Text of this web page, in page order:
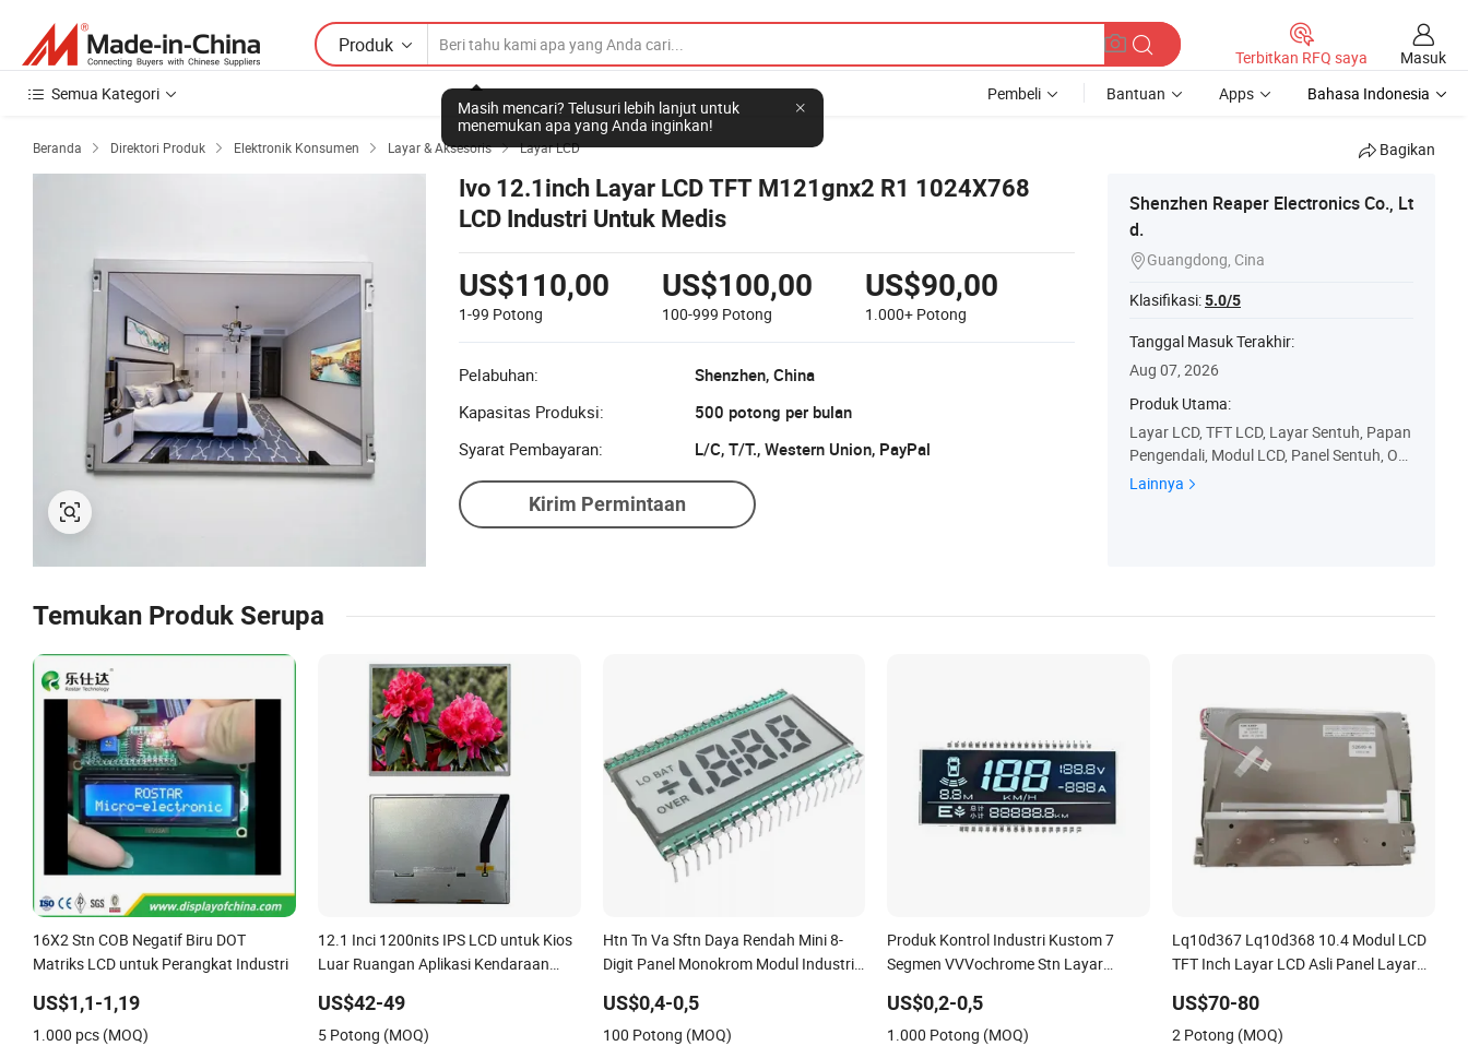
Produk
Masih mencari? Telusuri lebih lanjut untuk
menemukan apa yang Anda inginkan!
Terbitkan RFQ saya
Masuk
Semua Kategori
Pembeli Bantuan Apps Bahasa Indonesia
Beranda  Direktori Produk  Elektronik Konsumen  Layar & Aksesoris  Layar LCD Bagikan
Ivo 12.1inch Layar LCD TFT M121gnx2 R1 1024X768
LCD Industri Untuk Medis
US$110,00
1-99 Potong
US$100,00
100-999 Potong
US$90,00
1.000+ Potong
Pelabuhan:
Shenzhen, China
Kapasitas Produksi:
500 potong per bulan
Syarat Pembayaran:
L/C, T/T., Western Union, PayPal
Kirim Permintaan
Shenzhen Reaper Electronics Co., Lt
d.
Guangdong, Cina
Klasifikasi:5.0/5
Tanggal Masuk Terakhir:
Aug 07, 2026
Produk Utama:
Layar LCD, TFT LCD, Layar Sentuh, Papan
Pengendali, Modul LCD, Panel Sentuh, OL
ED, Layar LCD Karakter, Layar LCD Grafis,
Lainnya
Temukan Produk Serupa
16X2 Stn COB Negatif Biru DOT
Matriks LCD untuk Perangkat Industri
US$1,1-1,19
1.000 pcs (MOQ)
12.1 Inci 1200nits IPS LCD untuk Kios
Luar Ruangan Aplikasi Kendaraan
US$42-49
5 Potong (MOQ)
Htn Tn Va Sftn Daya Rendah Mini 8-
Digit Panel Monokrom Modul Industri
Tampilan LCD
US$0,4-0,5
100 Potong (MOQ)
Produk Kontrol Industri Kustom 7
Segmen VVVochrome Stn Layar
LCD/pabrikan Cina pabrikan/pabrikan
US$0,2-0,5
1.000 Potong (MOQ)
Lq10d367 Lq10d368 10.4 Modul LCD
TFT Inch Layar LCD Asli Panel Layar
US$70-80
2 Potong (MOQ)